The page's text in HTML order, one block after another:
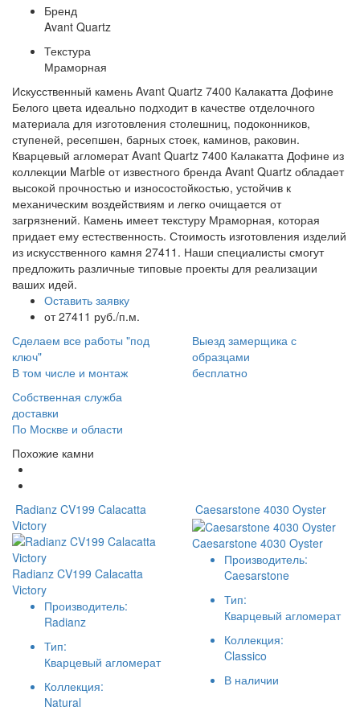
Бренд
Avant Quartz
Текстура
Мраморная
Искусственный камень Avant Quartz 7400 Калакатта Дофине
Белого цвета идеально подходит в качестве отделочного
материала для изготовления столешниц, подоконников,
ступеней, ресепшен, барных стоек, каминов, раковин.
Кварцевый агломерат Avant Quartz 7400 Калакатта Дофине из
коллекции Marble от известного бренда Avant Quartz обладает
высокой прочностью и износостойкостью, устойчив к
механическим воздействиям и легко очищается от
загрязнений. Камень имеет текстуру Мраморная, которая
придает ему естественность. Стоимость изготовления изделий
из искусственного камня 27411. Наши специалисты смогут
предложить различные типовые проекты для реализации
ваших идей.
Оставить заявку
от 27411 руб./п.м.
Сделаем все работы "под
ключ"
В том числе и монтаж
Выезд замерщика с
образцами
бесплатно
Собственная служба
доставки
По Москве и области
Похожие камни
Radianz CV199 Calacatta
Victory
Radianz CV199 Calacatta
Victory
Производитель:
Radianz
Тип:
Кварцевый агломерат
Коллекция:
Natural
Caesarstone 4030 Oyster
Caesarstone 4030 Oyster
Производитель:
Caesarstone
Тип:
Кварцевый агломерат
Коллекция:
Classico
В наличии